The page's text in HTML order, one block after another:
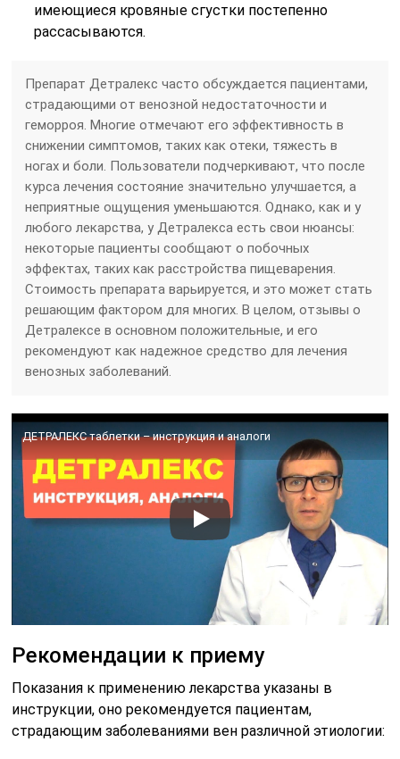
имеющиеся кровяные сгустки постепенно
рассасываются.
Препарат Детралекс часто обсуждается пациентами,
страдающими от венозной недостаточности и
геморроя. Многие отмечают его эффективность в
снижении симптомов, таких как отеки, тяжесть в
ногах и боли. Пользователи подчеркивают, что после
курса лечения состояние значительно улучшается, а
неприятные ощущения уменьшаются. Однако, как и у
любого лекарства, у Детралекса есть свои нюансы:
некоторые пациенты сообщают о побочных
эффектах, таких как расстройства пищеварения.
Стоимость препарата варьируется, и это может стать
решающим фактором для многих. В целом, отзывы о
Детралексе в основном положительные, и его
рекомендуют как надежное средство для лечения
венозных заболеваний.
ДЕТРАЛЕКС таблетки – инструкция и аналоги
Рекомендации к приему
Показания к применению лекарства указаны в
инструкции, оно рекомендуется пациентам,
страдающим заболеваниями вен различной этиологии: